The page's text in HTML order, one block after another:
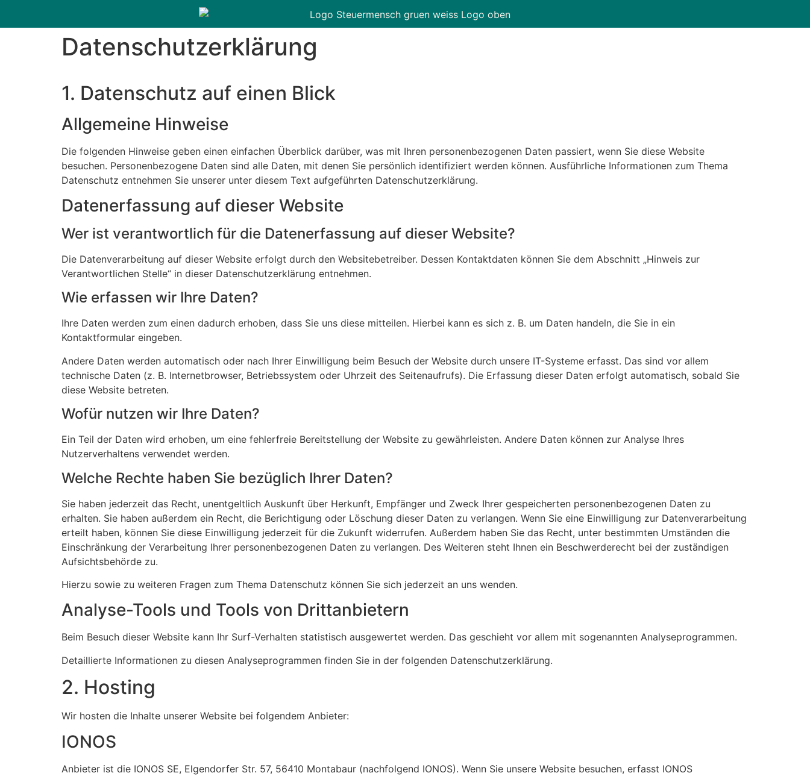
Datenschutzerklärung
1. Datenschutz auf einen Blick
Allgemeine Hinweise
Die folgenden Hinweise geben einen einfachen Überblick darüber, was mit Ihren personenbezogenen Daten passiert, wenn Sie diese Website
besuchen. Personenbezogene Daten sind alle Daten, mit denen Sie persönlich identifiziert werden können. Ausführliche Informationen zum Thema
Datenschutz entnehmen Sie unserer unter diesem Text aufgeführten Datenschutzerklärung.
Datenerfassung auf dieser Website
Wer ist verantwortlich für die Datenerfassung auf dieser Website?
Die Datenverarbeitung auf dieser Website erfolgt durch den Websitebetreiber. Dessen Kontaktdaten können Sie dem Abschnitt „Hinweis zur
Verantwortlichen Stelle“ in dieser Datenschutzerklärung entnehmen.
Wie erfassen wir Ihre Daten?
Ihre Daten werden zum einen dadurch erhoben, dass Sie uns diese mitteilen. Hierbei kann es sich z. B. um Daten handeln, die Sie in ein
Kontaktformular eingeben.
Andere Daten werden automatisch oder nach Ihrer Einwilligung beim Besuch der Website durch unsere IT-Systeme erfasst. Das sind vor allem
technische Daten (z. B. Internetbrowser, Betriebssystem oder Uhrzeit des Seitenaufrufs). Die Erfassung dieser Daten erfolgt automatisch, sobald Sie
diese Website betreten.
Wofür nutzen wir Ihre Daten?
Ein Teil der Daten wird erhoben, um eine fehlerfreie Bereitstellung der Website zu gewährleisten. Andere Daten können zur Analyse Ihres
Nutzerverhaltens verwendet werden.
Welche Rechte haben Sie bezüglich Ihrer Daten?
Sie haben jederzeit das Recht, unentgeltlich Auskunft über Herkunft, Empfänger und Zweck Ihrer gespeicherten personenbezogenen Daten zu
erhalten. Sie haben außerdem ein Recht, die Berichtigung oder Löschung dieser Daten zu verlangen. Wenn Sie eine Einwilligung zur Datenverarbeitung
erteilt haben, können Sie diese Einwilligung jederzeit für die Zukunft widerrufen. Außerdem haben Sie das Recht, unter bestimmten Umständen die
Einschränkung der Verarbeitung Ihrer personenbezogenen Daten zu verlangen. Des Weiteren steht Ihnen ein Beschwerderecht bei der zuständigen
Aufsichtsbehörde zu.
Hierzu sowie zu weiteren Fragen zum Thema Datenschutz können Sie sich jederzeit an uns wenden.
Analyse-Tools und Tools von Dritt­anbietern
Beim Besuch dieser Website kann Ihr Surf-Verhalten statistisch ausgewertet werden. Das geschieht vor allem mit sogenannten Analyseprogrammen.
Detaillierte Informationen zu diesen Analyseprogrammen finden Sie in der folgenden Datenschutzerklärung.
2. Hosting
Wir hosten die Inhalte unserer Website bei folgendem Anbieter:
IONOS
Anbieter ist die IONOS SE, Elgendorfer Str. 57, 56410 Montabaur (nachfolgend IONOS). Wenn Sie unsere Website besuchen, erfasst IONOS